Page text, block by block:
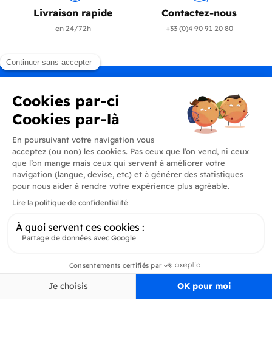
Livraison rapide
en 24/72h
Contactez-nous
+33 (0)4 90 91 20 80
Produits
En savoir plus